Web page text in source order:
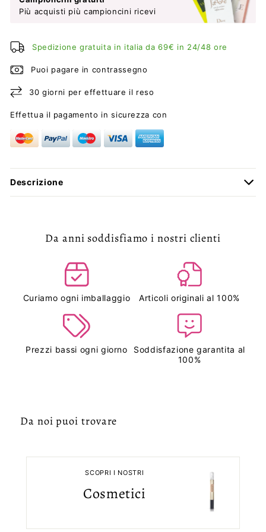
Più acquisti più campioncini ricevi
Spedizione gratuita in italia da 69€ in 24/48 ore
Puoi pagare in contrassegno
30 giorni per effettuare il reso
Effettua il pagamento in sicurezza con
Descrizione
Da anni soddisfiamo i nostri clienti
Curiamo ogni imballaggio Articoli originali al 100%
Prezzi bassi ogni giorno
Soddisfazione garantita al
100%
Da noi puoi trovare
SCOPRI I NOSTRI
Cosmetici